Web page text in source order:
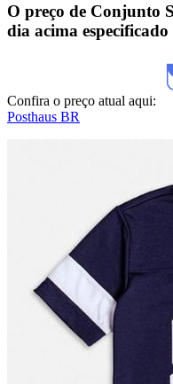
O preço de Conjunto
dia acima especificado
Confira o preço atual aqui:
Posthaus BR